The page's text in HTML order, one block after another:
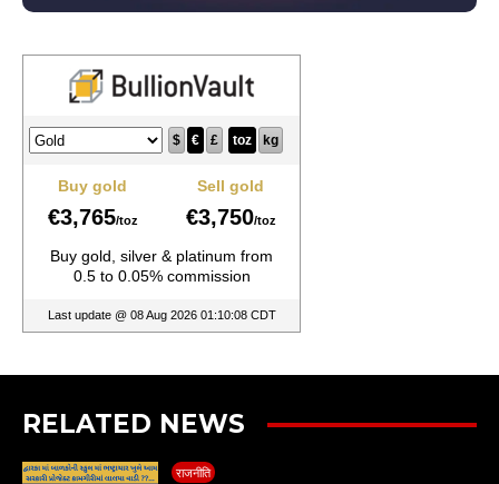
RELATED NEWS
राजनीति